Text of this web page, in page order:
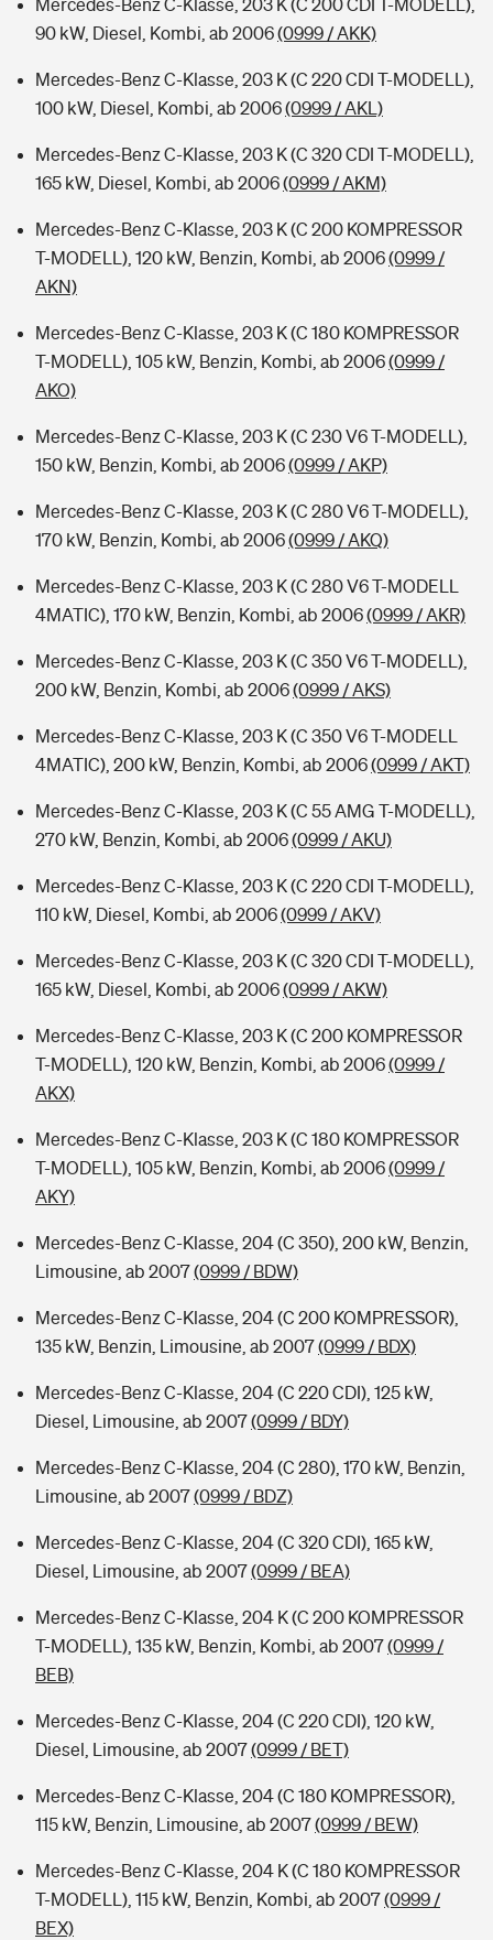
Mercedes-Benz C-Klasse, 203 K (C 200 CDI T-MODELL),
90 kW, Diesel, Kombi, ab 2006(0999 / AKK)
Mercedes-Benz C-Klasse, 203 K (C 220 CDI T-MODELL),
100 kW, Diesel, Kombi, ab 2006(0999 / AKL)
Mercedes-Benz C-Klasse, 203 K (C 320 CDI T-MODELL),
165 kW, Diesel, Kombi, ab 2006(0999 / AKM)
Mercedes-Benz C-Klasse, 203 K (C 200 KOMPRESSOR
T-MODELL), 120 kW, Benzin, Kombi, ab 2006(0999 /
AKN)
Mercedes-Benz C-Klasse, 203 K (C 180 KOMPRESSOR
T-MODELL), 105 kW, Benzin, Kombi, ab 2006(0999 /
AKO)
Mercedes-Benz C-Klasse, 203 K (C 230 V6 T-MODELL),
150 kW, Benzin, Kombi, ab 2006(0999 / AKP)
Mercedes-Benz C-Klasse, 203 K (C 280 V6 T-MODELL),
170 kW, Benzin, Kombi, ab 2006(0999 / AKQ)
Mercedes-Benz C-Klasse, 203 K (C 280 V6 T-MODELL
4MATIC), 170 kW, Benzin, Kombi, ab 2006(0999 / AKR)
Mercedes-Benz C-Klasse, 203 K (C 350 V6 T-MODELL),
200 kW, Benzin, Kombi, ab 2006(0999 / AKS)
Mercedes-Benz C-Klasse, 203 K (C 350 V6 T-MODELL
4MATIC), 200 kW, Benzin, Kombi, ab 2006(0999 / AKT)
Mercedes-Benz C-Klasse, 203 K (C 55 AMG T-MODELL),
270 kW, Benzin, Kombi, ab 2006(0999 / AKU)
Mercedes-Benz C-Klasse, 203 K (C 220 CDI T-MODELL),
110 kW, Diesel, Kombi, ab 2006(0999 / AKV)
Mercedes-Benz C-Klasse, 203 K (C 320 CDI T-MODELL),
165 kW, Diesel, Kombi, ab 2006(0999 / AKW)
Mercedes-Benz C-Klasse, 203 K (C 200 KOMPRESSOR
T-MODELL), 120 kW, Benzin, Kombi, ab 2006(0999 /
AKX)
Mercedes-Benz C-Klasse, 203 K (C 180 KOMPRESSOR
T-MODELL), 105 kW, Benzin, Kombi, ab 2006(0999 /
AKY)
Mercedes-Benz C-Klasse, 204 (C 350), 200 kW, Benzin,
Limousine, ab 2007(0999 / BDW)
Mercedes-Benz C-Klasse, 204 (C 200 KOMPRESSOR),
135 kW, Benzin, Limousine, ab 2007(0999 / BDX)
Mercedes-Benz C-Klasse, 204 (C 220 CDI), 125 kW,
Diesel, Limousine, ab 2007(0999 / BDY)
Mercedes-Benz C-Klasse, 204 (C 280), 170 kW, Benzin,
Limousine, ab 2007(0999 / BDZ)
Mercedes-Benz C-Klasse, 204 (C 320 CDI), 165 kW,
Diesel, Limousine, ab 2007(0999 / BEA)
Mercedes-Benz C-Klasse, 204 K (C 200 KOMPRESSOR
T-MODELL), 135 kW, Benzin, Kombi, ab 2007(0999 /
BEB)
Mercedes-Benz C-Klasse, 204 (C 220 CDI), 120 kW,
Diesel, Limousine, ab 2007(0999 / BET)
Mercedes-Benz C-Klasse, 204 (C 180 KOMPRESSOR),
115 kW, Benzin, Limousine, ab 2007(0999 / BEW)
Mercedes-Benz C-Klasse, 204 K (C 180 KOMPRESSOR
T-MODELL), 115 kW, Benzin, Kombi, ab 2007(0999 /
BEX)